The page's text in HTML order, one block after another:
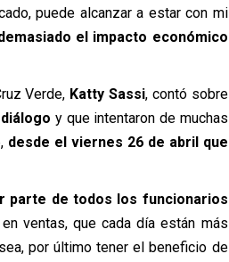
puede alcanzar a estar con mi
el impacto económico
Verde, Katty Sassi, contó sobre
y que intentaron de muchas
desde el viernes 26 de abril que
parte de todos los funcionarios
ventas, que cada día están más
por último tener el beneficio de